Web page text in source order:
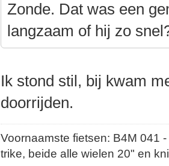
Zonde. Dat was een
langzaam of hij zo
Ik stond stil, bij kwam
doorrijden.
Voornaamste fietsen: B4M
trike, beide alle wielen 20" en